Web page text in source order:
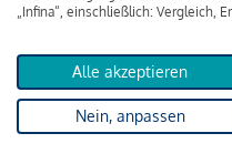
KreditindexDas
„Infina“, einschließlich: Vergleich,
Alle akzeptieren
Nein, anpassen